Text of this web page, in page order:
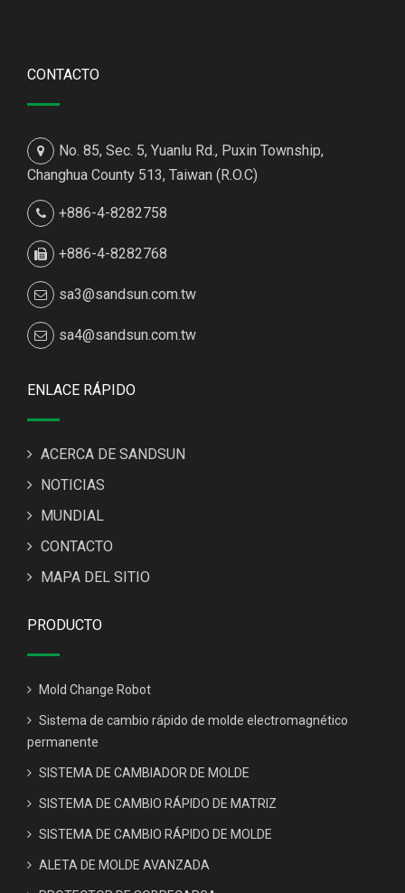
CONTACTO
No. 85, Sec. 5, Yuanlu Rd., Puxin Township,
Changhua County 513, Taiwan (R.O.C)
+886-4-8282758
+886-4-8282768
sa3@sandsun.com.tw
sa4@sandsun.com.tw
ENLACE RÁPIDO
ACERCA DE SANDSUN
NOTICIAS
MUNDIAL
CONTACTO
MAPA DEL SITIO
PRODUCTO
Mold Change Robot
Sistema de cambio rápido de molde electromagnético
permanente
SISTEMA DE CAMBIADOR DE MOLDE
SISTEMA DE CAMBIO RÁPIDO DE MATRIZ
SISTEMA DE CAMBIO RÁPIDO DE MOLDE
ALETA DE MOLDE AVANZADA